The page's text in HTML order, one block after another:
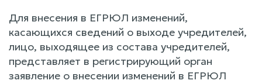
Для внесения в ЕГРЮЛ изменений,
касающихся сведений о выходе учредителей,
лицо, выходящее из состава учредителей,
представляет в регистрирующий орган
заявление о внесении изменений в ЕГРЮЛ